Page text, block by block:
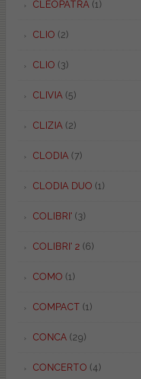
CLEOPATRA(1)
CLIO (2)
CLIO (3)
CLIVIA(5)
CLIZIA(2)
CLODIA(7)
CLODIA DUO (1)
COLIBRI' (3)
COLIBRI' 2 (6)
COMO (1)
COMPACT (1)
CONCA(29)
CONCERTO (4)